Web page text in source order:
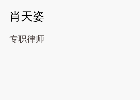
肖天姿
专职律师